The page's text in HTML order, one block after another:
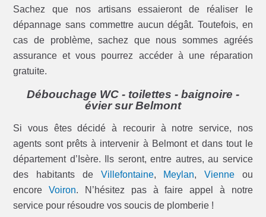
Sachez que nos artisans essaieront de réaliser le
dépannage sans commettre aucun dégât. Toutefois, en
cas de problème, sachez que nous sommes agréés
assurance et vous pourrez accéder à une réparation
gratuite.
Débouchage WC - toilettes - baignoire -
évier sur Belmont
Si vous êtes décidé à recourir à notre service, nos
agents sont prêts à intervenir à Belmont et dans tout le
département d’Isère. Ils seront, entre autres, au service
des habitants de Villefontaine, Meylan, Vienneou
encoreVoiron. N’hésitez pas à faire appel à notre
service pour résoudre vos soucis de plomberie !